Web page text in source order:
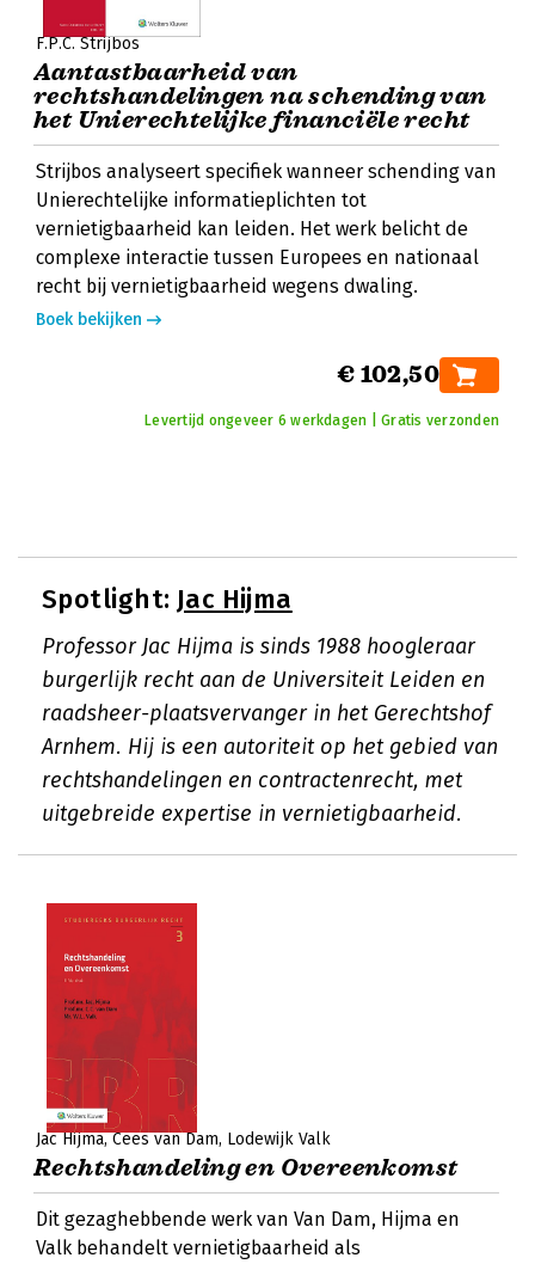
F.P.C. Strijbos
Aantastbaarheid van
rechtshandelingen na schending van
het Unierechtelijke financiële recht
Strijbos analyseert specifiek wanneer schending van
Unierechtelijke informatieplichten tot
vernietigbaarheid kan leiden. Het werk belicht de
complexe interactie tussen Europees en nationaal
recht bij vernietigbaarheid wegens dwaling.
Boek bekijken
€ 102,50
Levertijd ongeveer 6 werkdagen | Gratis verzonden
Spotlight: Jac Hijma
Professor Jac Hijma is sinds 1988 hoogleraar
burgerlijk recht aan de Universiteit Leiden en
raadsheer-plaatsvervanger in het Gerechtshof
Arnhem. Hij is een autoriteit op het gebied van
rechtshandelingen en contractenrecht, met
uitgebreide expertise in vernietigbaarheid.
Jac Hijma Cees van Dam Lodewijk Valk
Rechtshandeling en Overeenkomst
Dit gezaghebbende werk van Van Dam, Hijma en
Valk behandelt vernietigbaarheid als